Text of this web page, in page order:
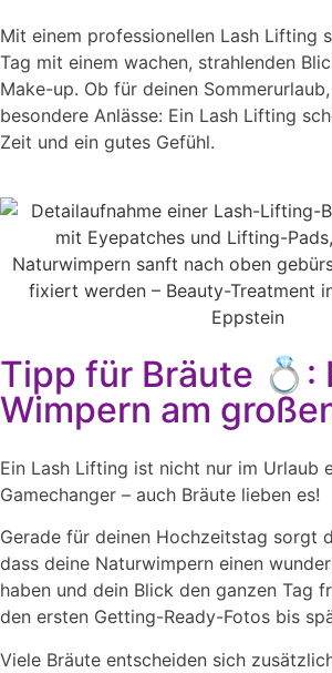
Mit einem professionellen Lash Lifting
Tag mit einem wachen, strahlenden
Make-up. Ob für deinen
besondere Anlässe: Ein Lash Lifting
Zeit und ein gutes Gefühl.
Tipp für Bräute 💍:
Wimpern am
Ein Lash Lifting ist nicht nur im Urlaub
Gamechanger – auch Bräute lieben es!
Gerade für deinen Hochzeitstag sorgt
dass deine Naturwimpern einen
haben und dein Blick den ganzen Tag
den ersten Getting-Ready-Fotos bis
Viele Bräute entscheiden sich